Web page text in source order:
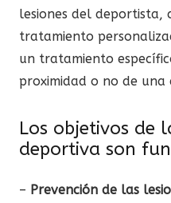
lesiones del
tratamiento
un tratamiento
proximidad o no de una
Los objetivos de
deportiva son
– Prevención de las